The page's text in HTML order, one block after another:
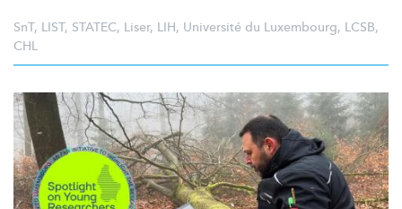
SnT, LIST, STATEC, Liser, LIH, Université du Luxembourg, LCSB,
CHL